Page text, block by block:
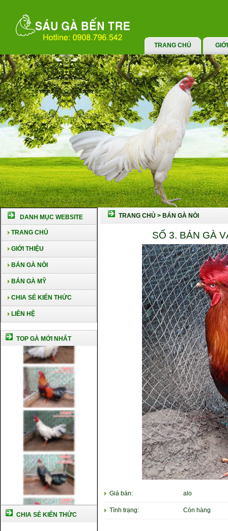
TRANG CHỦ
DANH MỤC WEBSITE
TRANG CHỦ
GIỚI THIỆU
BÁN GÀ NÒI
BÁN GÀ MỸ
CHIA SẺ KIẾN THỨC
LIÊN HỆ
TOP GÀ MỚI NHẤT
CHIA SẺ KIẾN THỨC
TRANG CHỦ > BÁN GÀ NÒI
SỐ 3. BÁN GÀ
Giá bán: alo
Tình trạng: Còn hàng